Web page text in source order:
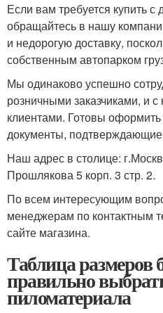
Если вам требуется купить с
обращайтесь в нашу
и недорогую доставку,
собственным автопарком
Мы одинаково успешно
розничными заказчиками, и
клиентами. Готовы
документы, подтверждающие
Наш адрес в столице:
Прошлякова 5 корп. 3 стр. 2.
По всем интересующим
менеджерам по контактным
сайте магазина.
Таблица размеров
правильно
пиломатериала